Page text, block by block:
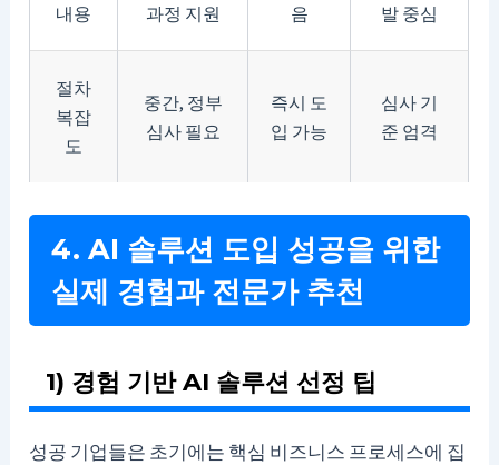
내용
과정 지원
음
발 중심
절차
복잡
도
중간, 정부
심사 필요
즉시 도
입 가능
심사 기
준 엄격
4. AI 솔루션 도입 성공을 위한
실제 경험과 전문가 추천
1) 경험 기반 AI 솔루션 선정 팁
성공 기업들은 초기에는 핵심 비즈니스 프로세스에 집